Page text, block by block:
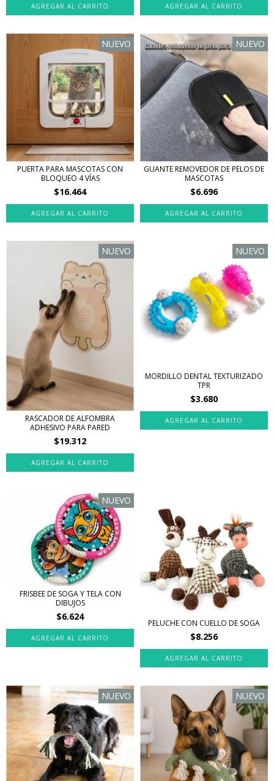
NUEVO
PUERTA PARA MASCOTAS CON
BLOQUEO 4 VÍAS
$16.464
NUEVO
GUANTE REMOVEDOR DE PELOS DE
MASCOTAS
$6.696
NUEVO
RASCADOR DE ALFOMBRA
ADHESIVO PARA PARED
$19.312
NUEVO
MORDILLO DENTAL TEXTURIZADO
TPR
$3.680
NUEVO
FRISBEE DE SOGA Y TELA CON
DIBUJOS
$6.624
PELUCHE CON CUELLO DE SOGA
$8.256
NUEVO NUEVO